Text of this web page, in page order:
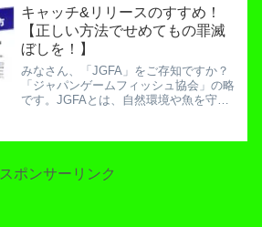
と乗り換え早半年。電子タバコと言えど
もタバコはタバコ。ニコチ...
キャッチ&リリースのすすめ！
【正しい方法でせめてもの罪滅
ぼしを！】
みなさん、「JGFA」をご存知ですか？
「ジャパンゲームフィッシュ協会」の略
です。JGFAとは、自然環境や魚を守り
JGFAのホームページに面白いものが載
スポンサーリンク